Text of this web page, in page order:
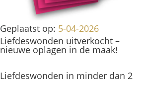
Geplaatst op: 5-04-2026
Liefdeswonden uitverkocht –
nieuwe oplagen in de maak!
Liefdeswonden in minder dan 2